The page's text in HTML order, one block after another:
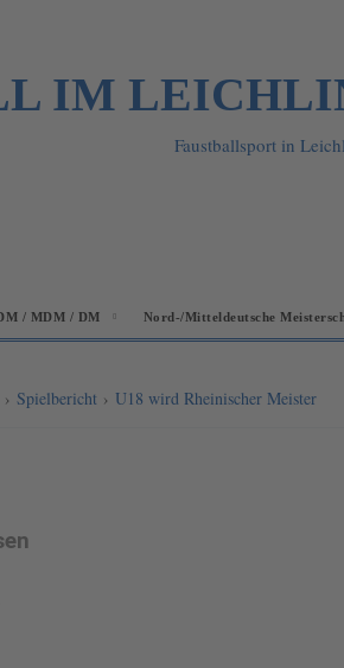
IM
Faustballsport in
/ MDM / DM Nord-/Mitteldeutsche
› Spielbericht › U18 wird Rheinischer Meister